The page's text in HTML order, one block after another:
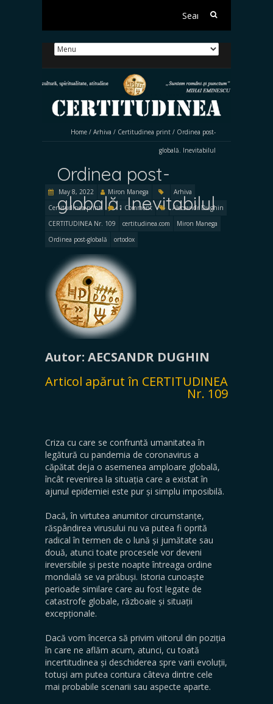
Search
Home / Arhiva / Certitudinea print / Ordinea post-
globală. Inevitabilul
Ordinea post-
globală. Inevitabilul
May 8, 2022 Miron Manega
Arhiva
Certitudinea print
1 Comment
Alecsandr Dughin
CERTITUDINEA Nr. 109
certitudinea.com
Miron Manega
Ordinea post-globală
ortodox
Autor: AECSANDR DUGHIN
Articol apărut în CERTITUDINEA
Nr. 109
Criza cu care se confruntă umanitatea în
legătură cu pandemia de coronavirus a
căpătat deja o asemenea amploare globală,
încât revenirea la situația care a existat în
ajunul epidemiei este pur și simplu imposibilă.
Dacă, în virtutea anumitor circumstanțe,
răspândirea virusului nu va putea fi oprită
radical în termen de o lună și jumătate sau
două, atunci toate procesele vor deveni
ireversibile și peste noapte întreaga ordine
mondială se va prăbuși. Istoria cunoaște
perioade similare care au fost legate de
catastrofe globale, războaie și situații
excepționale.
Dacă vom încerca să privim viitorul din poziția
în care ne aflăm acum, atunci, cu toată
incertitudinea și deschiderea spre varii evoluții,
totuși am putea contura câteva dintre cele
mai probabile scenarii sau aspecte aparte.